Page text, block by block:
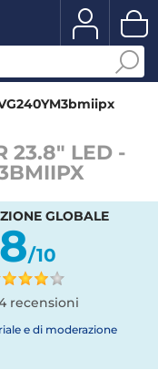
23.8" LED -
GLOBALE
8/10
recensioni
e di moderazione